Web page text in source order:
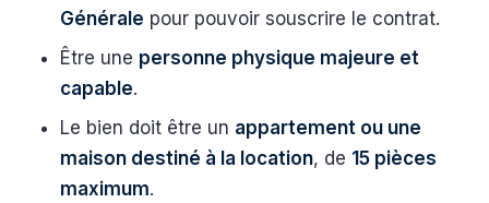
Générale pour pouvoir souscrire le contrat.
Être une personne physique majeure et
capable.
Le bien doit être un appartement ou une
maison destiné à la location, de 15 pièces
maximum.